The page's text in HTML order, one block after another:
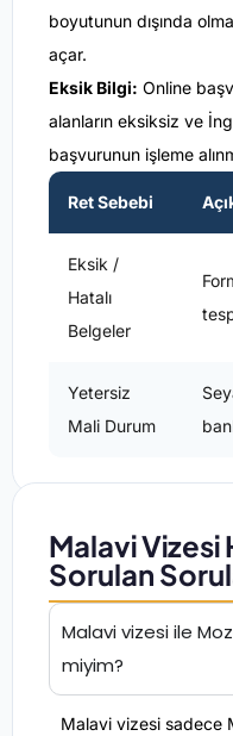
boyutunun dışında
açar.
Eksik Bilgi: Online
alanların eksiksiz ve
başvurunun işleme
Ret Sebebi
Eksik /
Hatalı
Belgeler
Yetersiz
Mali Durum
Malavi Vizesi
Sorulan
Malavi vizesi ile
miyim?
Malavi vizesi sadece